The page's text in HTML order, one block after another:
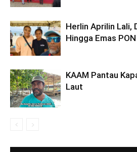
Herlin Aprilin Lali,
Hingga Emas
KAAM Pantau
Laut